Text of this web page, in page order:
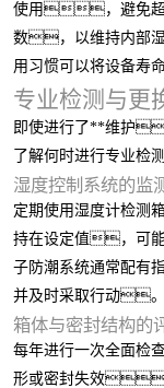
使用，避免
数，以维持内部
用习惯可以将设备寿
专业检测与更
即使进行了**维护
了解何时进行专业检
湿度控制系统的监
定期使用湿度计检测
持在设定值，可
子防潮系统通常配有
并及时采取行动。
箱体与密封结构的
每年进行一次全面
形或密封失效